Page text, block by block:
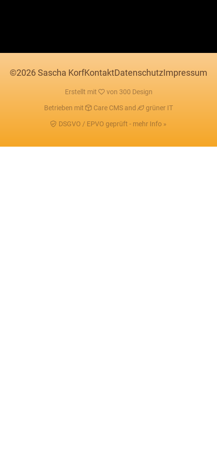
©2026 Sascha KorfKontaktDatenschutzImpressum
Erstellt mit von 300 Design
Betrieben mit Care CMS and grüner IT
DSGVO / EPVO geprüft - mehr Info »